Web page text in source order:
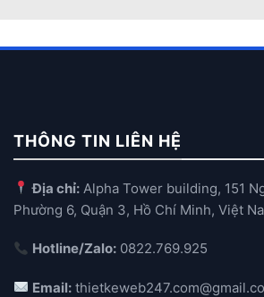
THÔNG TIN LIÊN HỆ
Địa chỉ: Alpha Tower building, 151
Phường 6, Quận 3, Hồ Chí Minh, Việt
Hotline/Zalo: 0822.769.925
Email: